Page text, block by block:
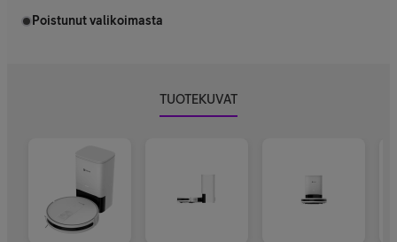
Poistunut valikoimasta
TUOTEKUVAT